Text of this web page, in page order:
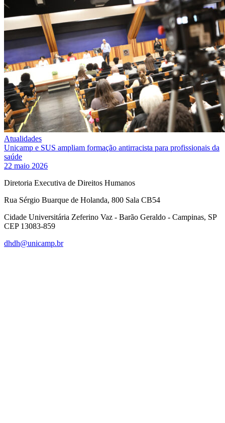
Atualidades
Unicamp e SUS ampliam formação antirracista para profissionais da
saúde
22 maio 2026
Diretoria Executiva de Direitos Humanos
Rua Sérgio Buarque de Holanda, 800 Sala CB54
Cidade Universitária Zeferino Vaz - Barão Geraldo - Campinas, SP
CEP 13083-859
dhdh@unicamp.br